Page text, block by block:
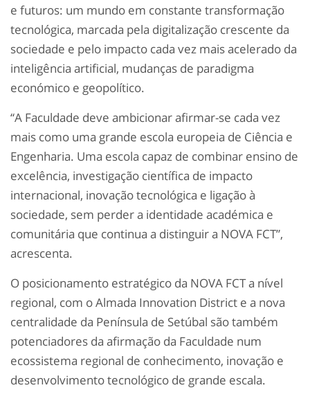
e futuros: um mundo em constante transformação
tecnológica, marcada pela digitalização crescente da
sociedade e pelo impacto cada vez mais acelerado da
inteligência artificial, mudanças de paradigma
económico e geopolítico.
“A Faculdade deve ambicionar afirmar-se cada vez
mais como uma grande escola europeia de Ciência e
Engenharia. Uma escola capaz de combinar ensino de
excelência, investigação científica de impacto
internacional, inovação tecnológica e ligação à
sociedade, sem perder a identidade académica e
comunitária que continua a distinguir a NOVA FCT”,
acrescenta.
O posicionamento estratégico da NOVA FCT a nível
regional, com o Almada Innovation District e a nova
centralidade da Península de Setúbal são também
potenciadores da afirmação da Faculdade num
ecossistema regional de conhecimento, inovação e
desenvolvimento tecnológico de grande escala.